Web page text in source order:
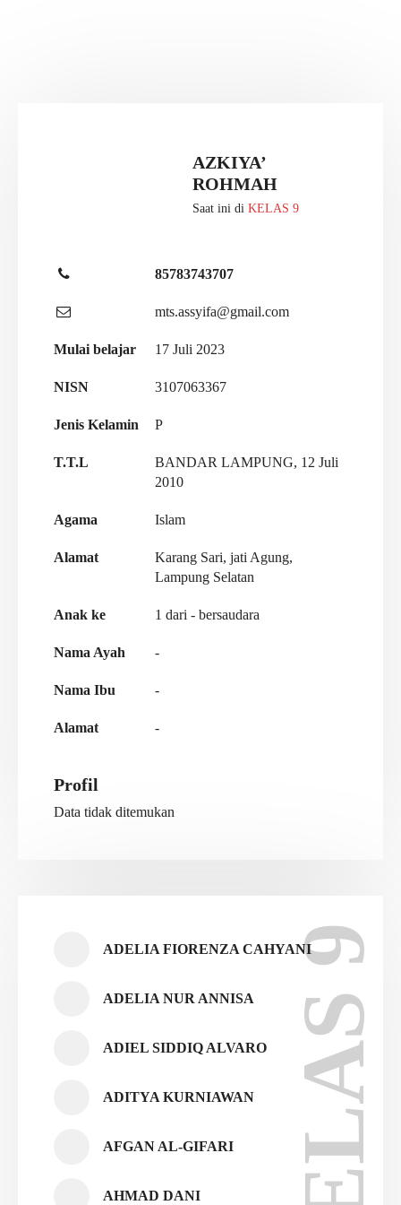
AZKIYA’
ROHMAH
Saat ini diKELAS 9
85783743707
mts.assyifa@gmail.com
Mulai belajar 17 Juli 2023
NISN 3107063367
Jenis Kelamin P
T.T.L
BANDAR LAMPUNG, 12 Juli
2010
Agama Islam
Alamat
Karang Sari, jati Agung,
Lampung Selatan
Anak ke 1 dari - bersaudara
Nama Ayah -
Nama Ibu -
Alamat -
Profil
Data tidak ditemukan
KELAS 9
ADELIA FIORENZA CAHYANI
ADELIA NUR ANNISA
ADIEL SIDDIQ ALVARO
ADITYA KURNIAWAN
AFGAN AL-GIFARI
AHMAD DANI